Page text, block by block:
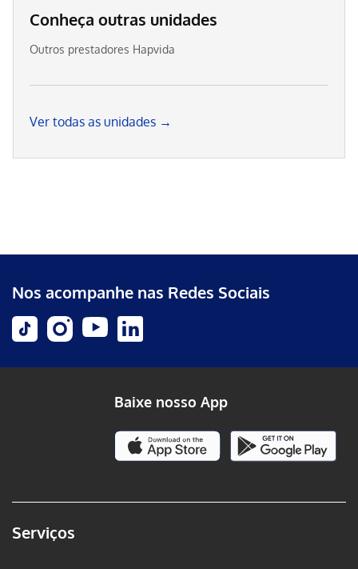
Conheça outras unidades
Outros prestadores Hapvida
Ver todas as unidades →
Nos acompanhe nas Redes Sociais
Serviços
Baixe nosso App